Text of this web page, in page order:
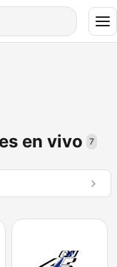
en vivo 7